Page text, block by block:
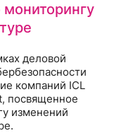
деловой
компаний ICL
посвященное
изменений